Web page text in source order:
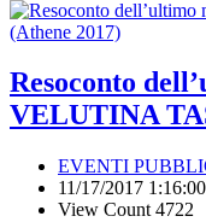
Resoconto
VELUTINA
EVENTI
11/17/2017
View Count 4722